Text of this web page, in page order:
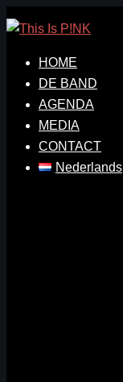
Ga
naar
inhoud
HOME
DE BAND
AGENDA
MEDIA
CONTACT
Nederlands